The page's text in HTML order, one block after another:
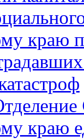
краю
краю